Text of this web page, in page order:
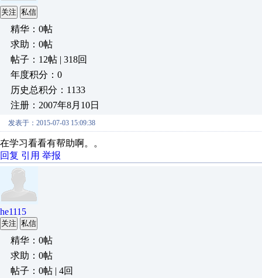
关注 私信
精华：0帖
求助：0帖
帖子：12帖 | 318回
年度积分：0
历史总积分：1133
注册：2007年8月10日
发表于：2015-07-03 15:09:38
在学习看看有帮助啊。。
回复 引用 举报
he1115
关注 私信
精华：0帖
求助：0帖
帖子：0帖 | 4回